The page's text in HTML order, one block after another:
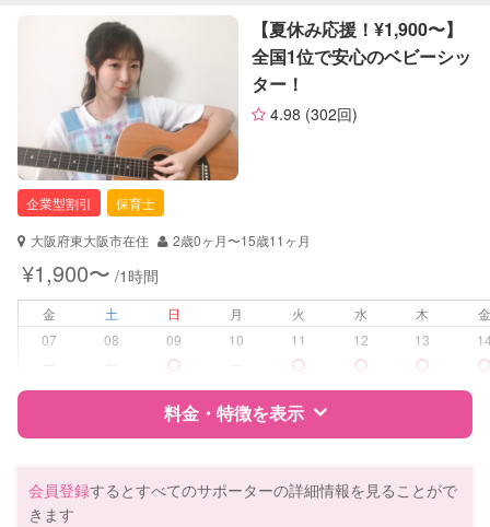
英語レッスン
音楽レッスン
スポーツレッスン
絵・工作レッスン
その他
定期予約 可能
お子様の撮影
（定期特典）
料金 レビュー
サポートの特徴
資格
自治体届出済ベビーシッター
保育士
幼稚園教諭
対応可能/特徴
送迎サポート
病児対応 病児、病後児、ともに不可
対応可否は個別に相談
絵・工作レッスン
その他
定期予約 可能
【夏休み応援！¥1,900〜】
全国1位で安心のベビーシッ
ター！
4.98 (302回)
企業型割引
保育士
大阪府東大阪市在住
2歳0ヶ月〜15歳11ヶ月
¥1,900〜 /1時間
金 土 日 月 火 水 木
07
08 09 10 11 12 13
料金・特徴を表示
会員登録するとすべてのサポーターの詳細情報を見ることがで
きます